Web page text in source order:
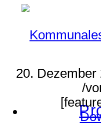
20. Dezember
/